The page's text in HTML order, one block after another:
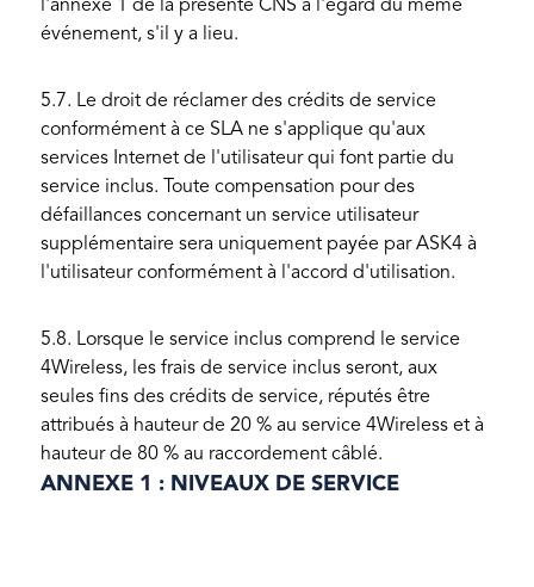
l'annexe 1 de la présente CNS à l'égard du même
événement, s'il y a lieu.
5.7. Le droit de réclamer des crédits de service
conformément à ce SLA ne s'applique qu'aux
services Internet de l'utilisateur qui font partie du
service inclus. Toute compensation pour des
défaillances concernant un service utilisateur
supplémentaire sera uniquement payée par ASK4 à
l'utilisateur conformément à l'accord d'utilisation.
5.8. Lorsque le service inclus comprend le service
4Wireless, les frais de service inclus seront, aux
seules fins des crédits de service, réputés être
attribués à hauteur de 20 % au service 4Wireless et à
hauteur de 80 % au raccordement câblé.
ANNEXE 1 : NIVEAUX DE SERVICE